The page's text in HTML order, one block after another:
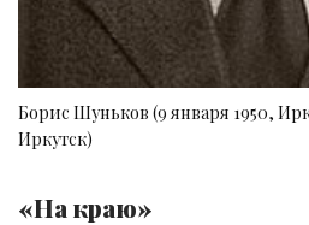
Борис Шуньков (9 января 1950,
Иркутск)
«На краю»